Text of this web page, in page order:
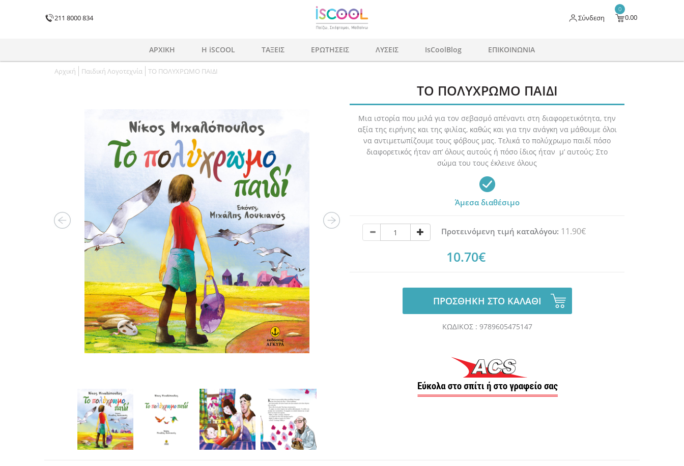
211 8000 834 Σύνδεση 0.00
0
ΑΡΧΙΚΗ H iSCOOL ΤΑΞΕΙΣ ΕΡΩΤΗΣΕΙΣ ΛΥΣΕΙΣ IsCoolBlog ΕΠΙΚΟΙΝΩΝΙΑ
Αρχική Παιδική Λογοτεχνία ΤΟ ΠΟΛΥΧΡΩΜΟ ΠΑΙΔΙ
ΤΟ ΠΟΛΥΧΡΩΜΟ ΠΑΙΔΙ
Μια ιστορία που μιλά για τον σεβασμό απέναντι στη διαφορετικότητα, την
αξία της ειρήνης και της φιλίας, καθώς και για την ανάγκη να μάθουμε όλοι
να αντιμετωπίζουμε τους φόβους μας. Τελικά το πολύχρωμο παιδί πόσο
διαφορετικός ήταν απ’ όλους αυτούς ή πόσο ίδιος ήταν μ’ αυτούς; Στο
σώμα του τους έκλεινε όλους
Άμεσα διαθέσιμο
Προτεινόμενη τιμή καταλόγου: 11.90€
10.70€
ΠΡΟΣΘΗΚΗ ΣΤΟ ΚΑΛΑΘΙ
ΚΩ∆ΙΚΟΣ : 9789605475147